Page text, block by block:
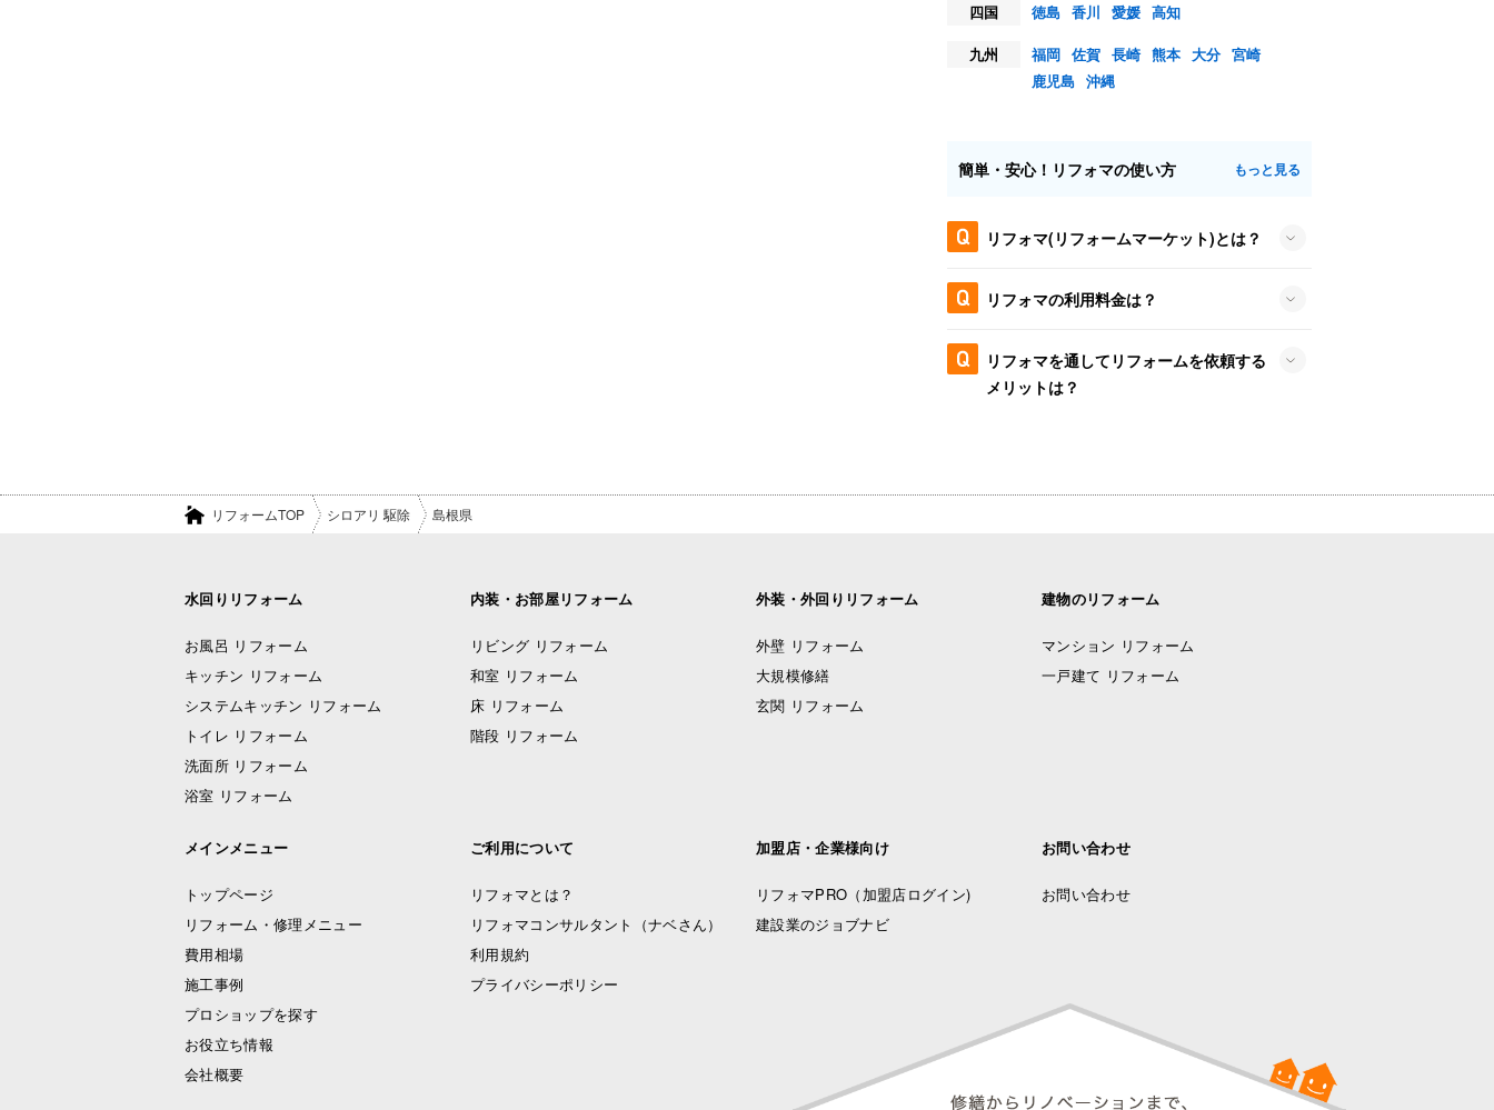
四国
徳島 香川 愛媛 高知
九州
福岡 佐賀 長崎 熊本 大分 宮崎
鹿児島 沖縄
簡単・安心！リフォマの使い方 もっと見る
リフォマ(リフォームマーケット)とは？
リフォマの利用料金は？
リフォマを通してリフォームを依頼する
メリットは？
リフォームTOP シロアリ 駆除 島根県
水回りリフォーム
お風呂 リフォーム
キッチン リフォーム
システムキッチン リフォーム
トイレ リフォーム
洗面所 リフォーム
浴室 リフォーム
内装・お部屋リフォーム
リビング リフォーム
和室 リフォーム
床 リフォーム
階段 リフォーム
外装・外回りリフォーム
外壁 リフォーム
大規模修繕
玄関 リフォーム
建物のリフォーム
マンション リフォーム
一戸建て リフォーム
メインメニュー
トップページ
リフォーム・修理メニュー
費用相場
施工事例
プロショップを探す
お役立ち情報
会社概要
ご利用について
リフォマとは？
リフォマコンサルタント（ナベさん）
利用規約
プライバシーポリシー
加盟店・企業様向け
リフォマPRO （加盟店ログイン)
建設業のジョブナビ
お問い合わせ
お問い合わせ